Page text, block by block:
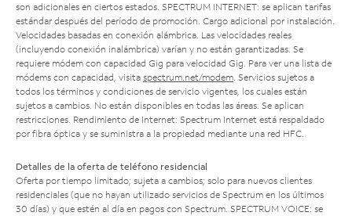
son adicionales en ciertos estados. SPECTRUM INTERNET: se aplican tarifas
estándar después del período de promoción. Cargo adicional por instalación.
Velocidades basadas en conexión alámbrica. Las velocidades reales
(incluyendo conexión inalámbrica) varían y no están garantizadas. Se
requiere módem con capacidad Gig para velocidad Gig. Para ver una lista de
módems con capacidad, visita spectrum.net/modem. Servicios sujetos a
todos los términos y condiciones de servicio vigentes, los cuales están
sujetos a cambios. No están disponibles en todas las áreas. Se aplican
restricciones. Rendimiento de Internet: Spectrum Internet está respaldado
por fibra óptica y se suministra a la propiedad mediante una red HFC.
Detalles de la oferta de teléfono residencial
Oferta por tiempo limitado; sujeta a cambios; solo para nuevos clientes
residenciales (que no hayan utilizado servicios de Spectrum en los últimos
30 días) y que estén al día en pagos con Spectrum. SPECTRUM VOICE: se